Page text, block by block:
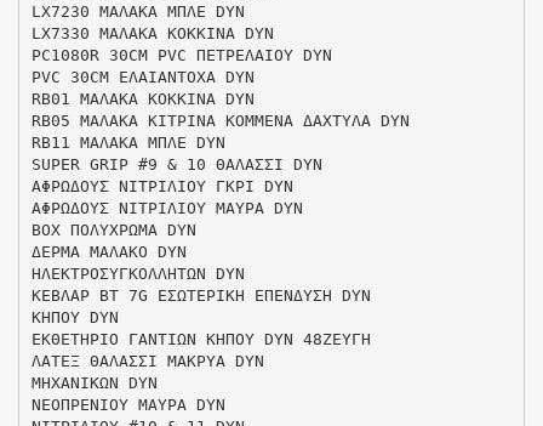
LX7230 ΜΑΛΑΚΑ ΜΠΛΕ DYN
LX7330 ΜΑΛΑΚΑ ΚΟΚΚΙΝΑ DYN
PC1080R 30CM PVC ΠΕΤΡΕΛΑΙΟΥ DYN
PVC 30CM ΕΛΑΙΑΝΤΟΧΑ DYN
RB01 ΜΑΛΑΚΑ ΚΟΚΚΙΝΑ DYN
RB05 ΜΑΛΑΚΑ ΚΙΤΡΙΝΑ ΚΟΜΜΕΝΑ ΔΑΧΤΥΛΑ DYN
RB11 ΜΑΛΑΚΑ ΜΠΛΕ DYN
SUPER GRIP #9 & 10 ΘΑΛΑΣΣΙ DYN
ΑΦΡΩΔΟΥΣ ΝΙΤΡΙΛΙΟΥ ΓΚΡΙ DYN
ΑΦΡΩΔΟΥΣ ΝΙΤΡΙΛΙΟΥ ΜΑΥΡΑ DYN
BOΧ ΠΟΛΥΧΡΩΜΑ DYN
ΔΕΡΜΑ ΜΑΛΑΚΟ DYN
ΗΛΕΚΤΡΟΣΥΓΚΟΛΛΗΤΩΝ DYN
ΚΕΒΛΑΡ ΒΤ 7G ΕΣΩΤΕΡΙΚΗ ΕΠΕΝΔΥΣΗ DYN
ΚΗΠΟΥ DYN
ΕΚΘΕΤΗΡΙΟ ΓΑΝΤΙΩΝ ΚΗΠΟΥ DYN 48ΖΕΥΓΗ
ΛΑΤΕΞ ΘΑΛΑΣΣΙ ΜΑΚΡΥΑ DYN
ΜΗΧΑΝΙΚΩΝ DYN
ΝΕΟΠΡΕΝΙΟΥ ΜΑΥΡΑ DYN